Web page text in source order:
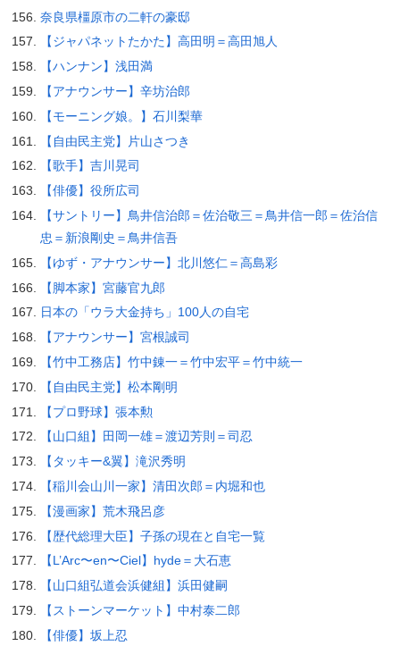
奈良県橿原市の二軒の豪邸
【ジャパネットたかた】高田明＝高田旭人
【ハンナン】浅田満
【アナウンサー】辛坊治郎
【モーニング娘。】石川梨華
【自由民主党】片山さつき
【歌手】吉川晃司
【俳優】役所広司
【サントリー】鳥井信治郎＝佐治敬三＝鳥井信一郎＝佐治信
忠＝新浪剛史＝鳥井信吾
【ゆず・アナウンサー】北川悠仁＝高島彩
【脚本家】宮藤官九郎
日本の「ウラ大金持ち」100人の自宅
【アナウンサー】宮根誠司
【竹中工務店】竹中錬一＝竹中宏平＝竹中統一
【自由民主党】松本剛明
【プロ野球】張本勲
【山口組】田岡一雄＝渡辺芳則＝司忍
【タッキー&翼】滝沢秀明
【稲川会山川一家】清田次郎＝内堀和也
【漫画家】荒木飛呂彦
【歴代総理大臣】子孫の現在と自宅一覧
【L’Arc〜en〜Ciel】hyde＝大石恵
【山口組弘道会浜健組】浜田健嗣
【ストーンマーケット】中村泰二郎
【俳優】坂上忍